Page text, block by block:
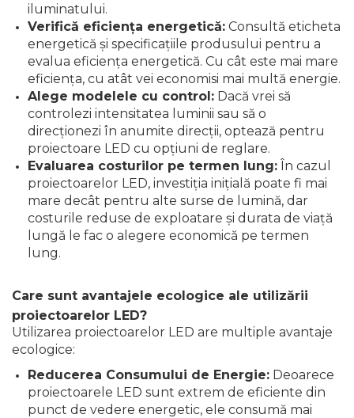
iluminatului.
Verifică eficiența energetică: Consultă eticheta
energetică și specificațiile produsului pentru a
evalua eficiența energetică. Cu cât este mai mare
eficiența, cu atât vei economisi mai multă energie.
Alege modelele cu control: Dacă vrei să
controlezi intensitatea luminii sau să o
direcționezi în anumite direcții, optează pentru
proiectoare LED cu opțiuni de reglare.
Evaluarea costurilor pe termen lung: În cazul
proiectoarelor LED, investiția inițială poate fi mai
mare decât pentru alte surse de lumină, dar
costurile reduse de exploatare și durata de viață
lungă le fac o alegere economică pe termen
lung.
Care sunt avantajele ecologice ale utilizării
proiectoarelor LED?
Utilizarea proiectoarelor LED are multiple avantaje
ecologice:
Reducerea Consumului de Energie: Deoarece
proiectoarele LED sunt extrem de eficiente din
punct de vedere energetic, ele consumă mai